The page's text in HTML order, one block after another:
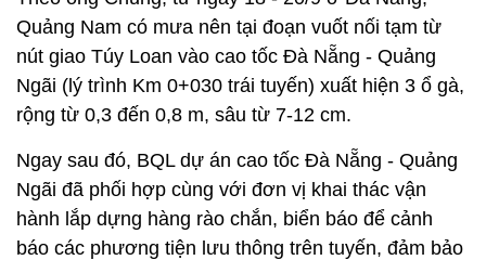
Quảng Nam có mưa nên tại đoạn vuốt nối tạm từ
nút giao Túy Loan vào cao tốc Đà Nẵng - Quảng
Ngãi (lý trình Km 0+030 trái tuyến) xuất hiện 3 ổ gà,
rộng từ 0,3 đến 0,8 m, sâu từ 7-12 cm.
Ngay sau đó, BQL dự án cao tốc Đà Nẵng - Quảng
Ngãi đã phối hợp cùng với đơn vị khai thác vận
hành lắp dựng hàng rào chắn, biển báo để cảnh
báo các phương tiện lưu thông trên tuyến, đảm bảo